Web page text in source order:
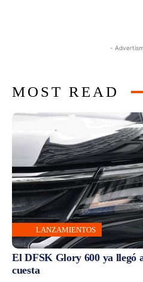
-
MOST READ
LANZAMIENTOS
El DFSK Glory 600 ya llegó
cuesta